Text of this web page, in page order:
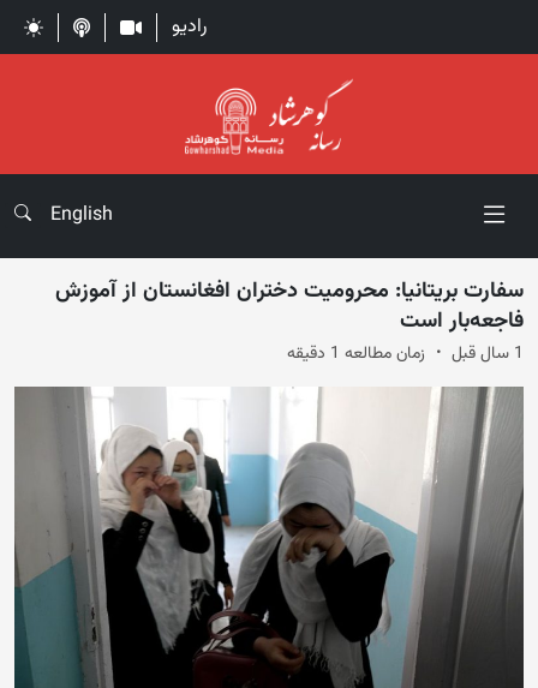
رادیو
English
سفارت بریتانیا: محرومیت دختران افغانستان از آموزش
فاجعه‌‌بار است
1 سال قبل زمان مطالعه 1 دقیقه